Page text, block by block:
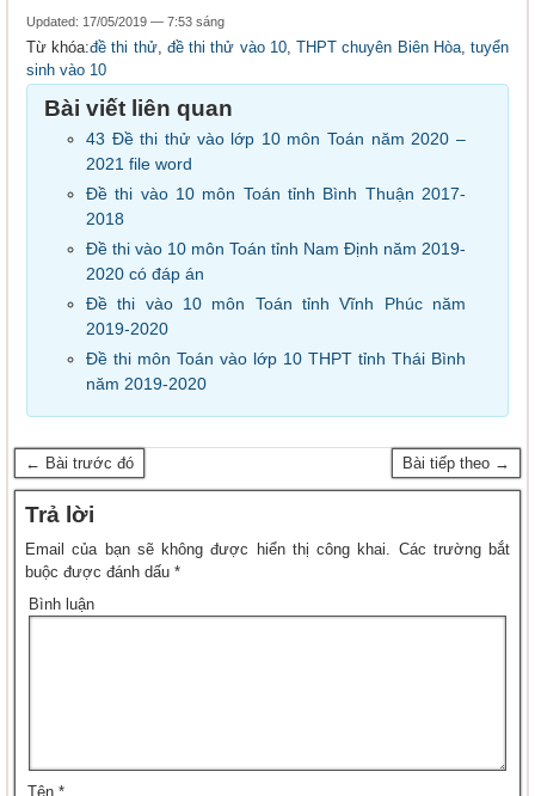
Updated: 17/05/2019 — 7:53 sáng
Từ khóa:đề thi thử, đề thi thử vào 10,THPT chuyên Biên Hòa,tuyển
sinh vào 10
Bài viết liên quan
43 Đề thi thử vào lớp 10 môn Toán năm 2020 –
2021 file word
Đề thi vào 10 môn Toán tỉnh Bình Thuận 2017-
2018
Đề thi vào 10 môn Toán tỉnh Nam Định năm 2019-
2020 có đáp án
Đề thi vào 10 môn Toán tỉnh Vĩnh Phúc năm
2019-2020
Đề thi môn Toán vào lớp 10 THPT tỉnh Thái Bình
năm 2019-2020
← Bài trước đó Bài tiếp theo →
Trả lời
Email của bạn sẽ không được hiển thị công khai. Các trường bắt
buộc được đánh dấu *
Bình luận
Tên *